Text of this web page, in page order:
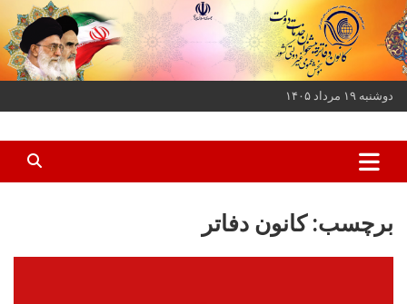
به
محتوا
بروید
دوشنبه ۱۹ مرداد ۱۴۰۵
کانون دفاتر پیشخوان
برچسب:کانون دفاتر